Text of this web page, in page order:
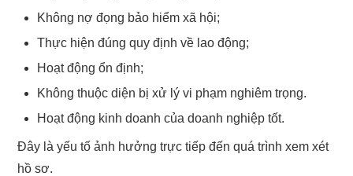
Không nợ đọng bảo hiểm xã hội;
Thực hiện đúng quy định về lao động;
Hoạt động ổn định;
Không thuộc diện bị xử lý vi phạm nghiêm trọng.
Hoạt động kinh doanh của doanh nghiệp tốt.
Đây là yếu tố ảnh hưởng trực tiếp đến quá trình xem xét
hồ sơ.